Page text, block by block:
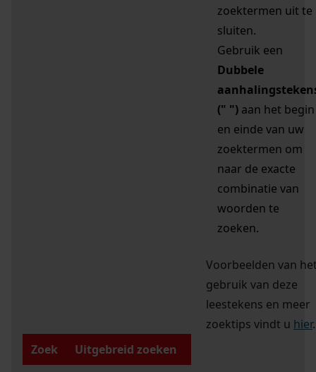
zoektermen uit te
sluiten.
Gebruik een
Dubbele
(" ") aan het begin
en einde van uw
zoektermen om
naar de exacte
combinatie van
woorden te
zoeken.
Voorbeelden van
gebruik van deze
leestekens en meer
zoektips vindt u hier.
Zoek
Uitgebreid zoeken